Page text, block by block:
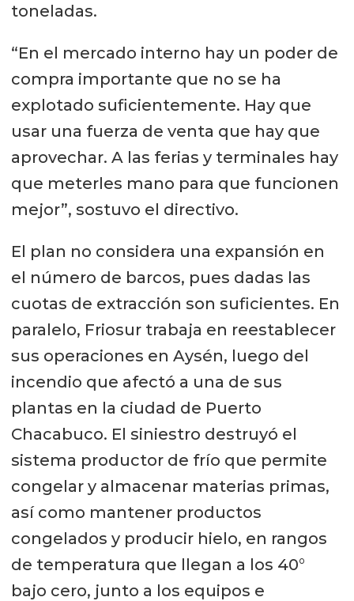
toneladas.
“En el mercado interno hay un poder de
compra importante que no se ha
explotado suficientemente. Hay que
usar una fuerza de venta que hay que
aprovechar. A las ferias y terminales hay
que meterles mano para que funcionen
mejor”, sostuvo el directivo.
El plan no considera una expansión en
el número de barcos, pues dadas las
cuotas de extracción son suficientes. En
paralelo, Friosur trabaja en reestablecer
sus operaciones en Aysén, luego del
incendio que afectó a una de sus
plantas en la ciudad de Puerto
Chacabuco. El siniestro destruyó el
sistema productor de frío que permite
congelar y almacenar materias primas,
así como mantener productos
congelados y producir hielo, en rangos
de temperatura que llegan a los 40°
bajo cero, junto a los equipos e